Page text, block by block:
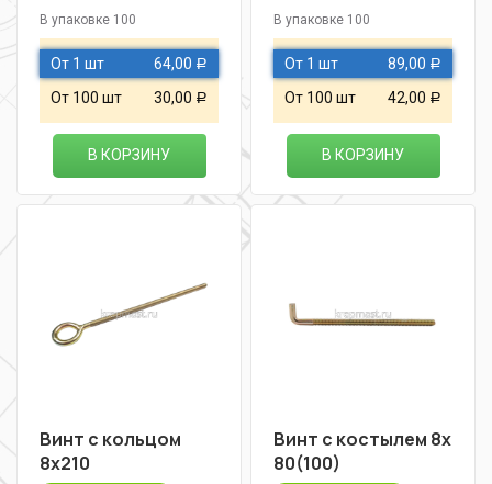
В упаковке 100
От 1 шт 64,00 Р
От 100 шт 30,00 Р
В КОРЗИНУ
В упаковке 100
От 1 шт 89,00 Р
От 100 шт 42,00 Р
В КОРЗИНУ
Винт с кольцом
8х210
Винт с костылем 8х
80(100)